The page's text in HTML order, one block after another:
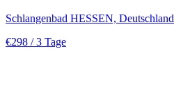
Schlangenbad HESSEN, Deutschland
€298 / 3 Tage